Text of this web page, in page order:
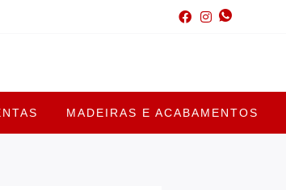
MADEIRAS E ACABAMENTOS